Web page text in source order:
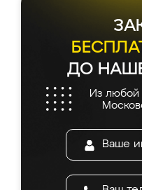
ДО
Из любой